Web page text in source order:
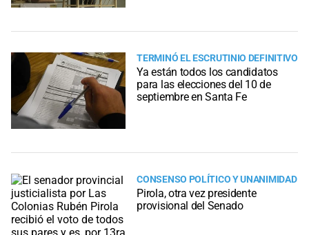
TERMINÓ EL ESCRUTINIO DEFINITIVO
Ya están todos los candidatos
para las elecciones del 10 de
septiembre en Santa Fe
CONSENSO POLÍTICO Y UNANIMIDAD
Pirola, otra vez presidente
provisional del Senado